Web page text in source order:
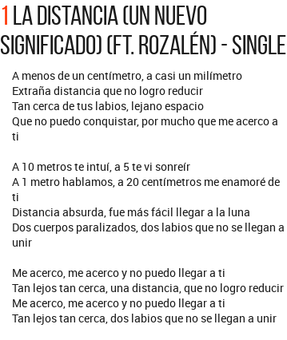
1 LA DISTANCIA (UN NUEVO
SIGNIFICADO) (FT. ROZALÉN) - SINGLE
A menos de un centímetro, a casi un milímetro
Extraña distancia que no logro reducir
Tan cerca de tus labios, lejano espacio
Que no puedo conquistar, por mucho que me acerco a
ti
A 10 metros te intuí, a 5 te vi sonreír
A 1 metro hablamos, a 20 centímetros me enamoré de
ti
Distancia absurda, fue más fácil llegar a la luna
Dos cuerpos paralizados, dos labios que no se llegan a
unir
Me acerco, me acerco y no puedo llegar a ti
Tan lejos tan cerca, una distancia, que no logro reducir
Me acerco, me acerco y no puedo llegar a ti
Tan lejos tan cerca, dos labios que no se llegan a unir